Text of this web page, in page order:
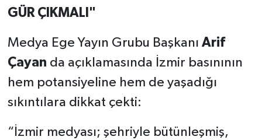
GÜR ÇIKMALI"
Medya Ege Yayın Grubu Başkanı Arif
Çayan da açıklamasında İzmir basınının
hem potansiyeline hem de yaşadığı
sıkıntılara dikkat çekti:
“İzmir medyası; şehriyle bütünleşmiş,